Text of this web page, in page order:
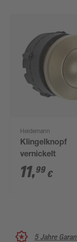
Heidemann
Klingelknopf
vernickelt
11,99 €
5 Jahre